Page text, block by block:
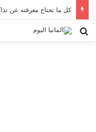
كل ما تحتاج معرفته عن
بحث عن